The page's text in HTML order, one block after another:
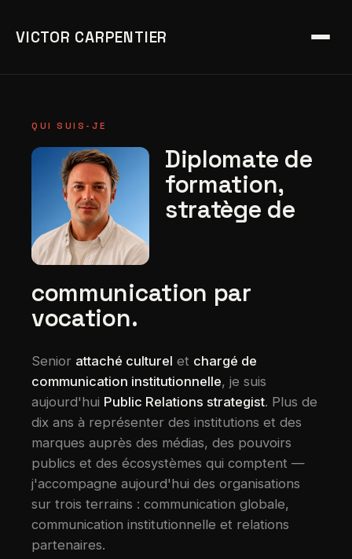
VICTOR CARPENTIER
QUI SUIS-JE
Diplomate de
formation,
stratège de
communication par
vocation.
Senior attaché culturel et chargé de
communication institutionnelle, je suis
aujourd'hui Public Relations strategist. Plus de
dix ans à représenter des institutions et des
marques auprès des médias, des pouvoirs
publics et des écosystèmes qui comptent —
j'accompagne aujourd'hui des organisations
sur trois terrains : communication globale,
communication institutionnelle et relations
partenaires.